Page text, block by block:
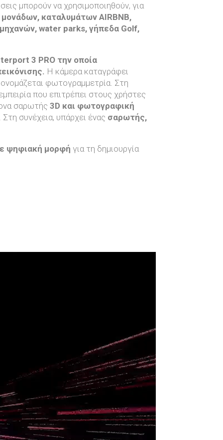
μπορούν να χρησιμοποιηθούν, για
καταλυμάτων AIRBNB,
water parks, γήπεδα Golf,
3 PRO την οποία
Η κάμερα καταγράφει
φωτογραμμετρία. Στη
που επιτρέπει στους χρήστες
σαρωτής3D και φωτογραφική
συνέχεια, υπάρχει ένας σαρωτής,
ψηφιακή μορφή για τη δημιουργία